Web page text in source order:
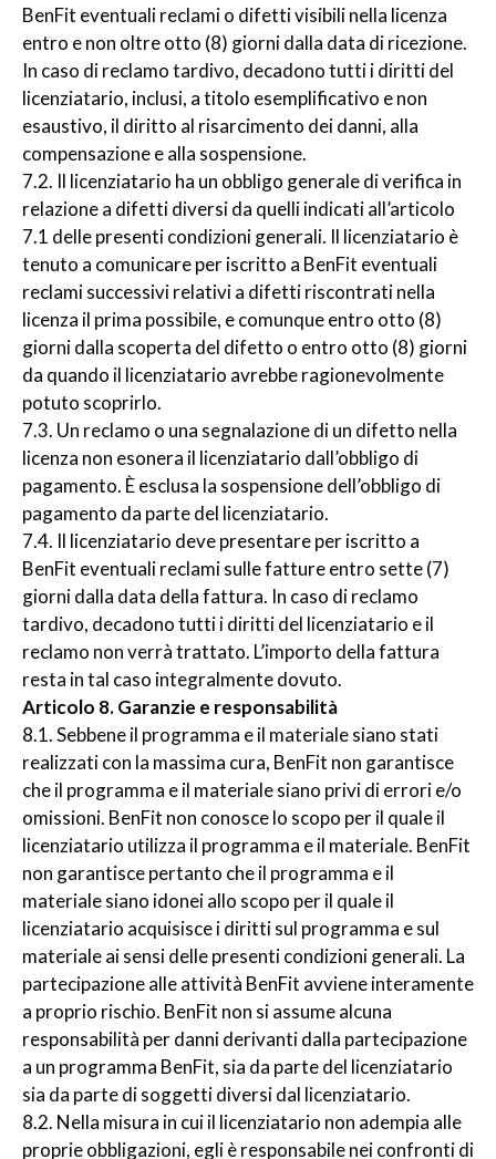
BenFit eventuali reclami o difetti visibili nella licenza
entro e non oltre otto (8) giorni dalla data di ricezione.
In caso di reclamo tardivo, decadono tutti i diritti del
licenziatario, inclusi, a titolo esemplificativo e non
esaustivo, il diritto al risarcimento dei danni, alla
compensazione e alla sospensione.
7.2. Il licenziatario ha un obbligo generale di verifica in
relazione a difetti diversi da quelli indicati all’articolo
7.1 delle presenti condizioni generali. Il licenziatario è
tenuto a comunicare per iscritto a BenFit eventuali
reclami successivi relativi a difetti riscontrati nella
licenza il prima possibile, e comunque entro otto (8)
giorni dalla scoperta del difetto o entro otto (8) giorni
da quando il licenziatario avrebbe ragionevolmente
potuto scoprirlo.
7.3. Un reclamo o una segnalazione di un difetto nella
licenza non esonera il licenziatario dall’obbligo di
pagamento. È esclusa la sospensione dell’obbligo di
pagamento da parte del licenziatario.
7.4. Il licenziatario deve presentare per iscritto a
BenFit eventuali reclami sulle fatture entro sette (7)
giorni dalla data della fattura. In caso di reclamo
tardivo, decadono tutti i diritti del licenziatario e il
reclamo non verrà trattato. L’importo della fattura
resta in tal caso integralmente dovuto.
Articolo 8. Garanzie e responsabilità
8.1. Sebbene il programma e il materiale siano stati
realizzati con la massima cura, BenFit non garantisce
che il programma e il materiale siano privi di errori e/o
omissioni. BenFit non conosce lo scopo per il quale il
licenziatario utilizza il programma e il materiale. BenFit
non garantisce pertanto che il programma e il
materiale siano idonei allo scopo per il quale il
licenziatario acquisisce i diritti sul programma e sul
materiale ai sensi delle presenti condizioni generali. La
partecipazione alle attività BenFit avviene interamente
a proprio rischio. BenFit non si assume alcuna
responsabilità per danni derivanti dalla partecipazione
a un programma BenFit, sia da parte del licenziatario
sia da parte di soggetti diversi dal licenziatario.
8.2. Nella misura in cui il licenziatario non adempia alle
proprie obbligazioni, egli è responsabile nei confronti di